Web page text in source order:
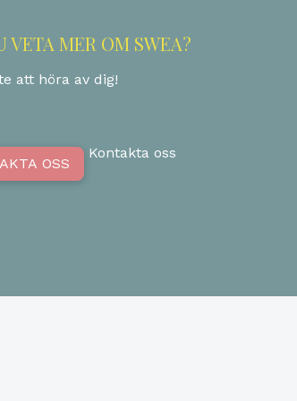
VETA MER OM SWEA?
att höra av dig!
OSS
Kontakta oss